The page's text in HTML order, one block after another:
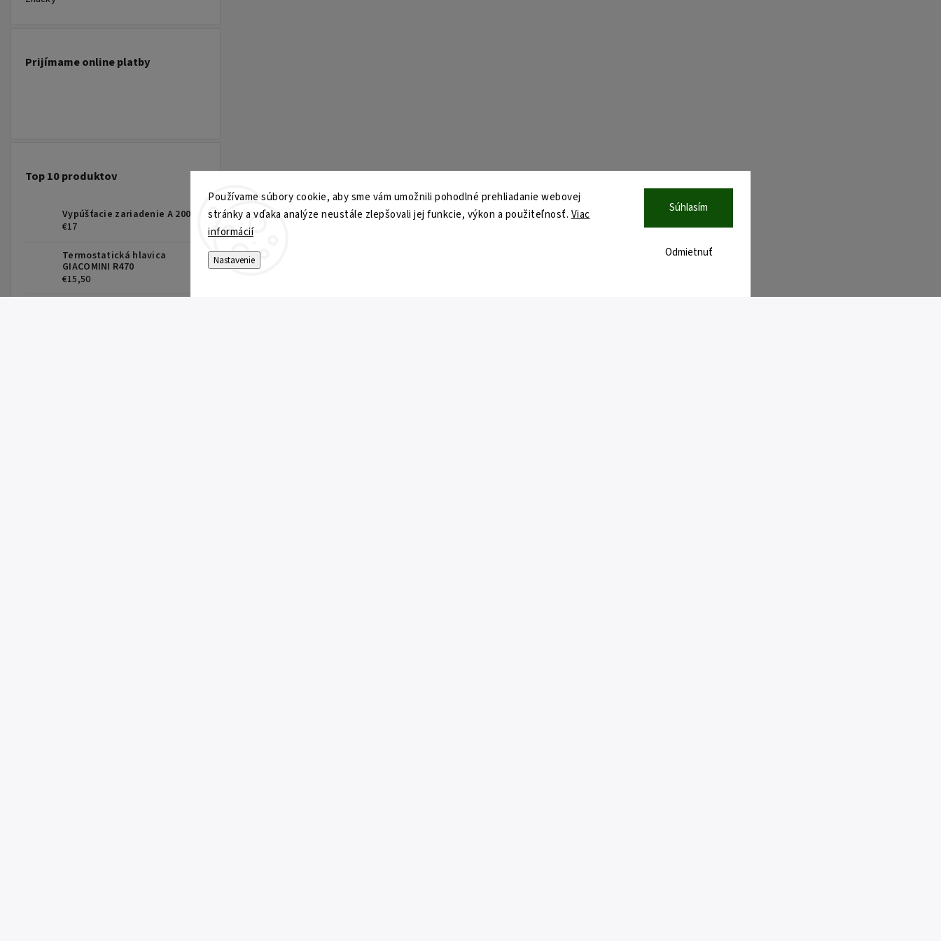
Používame súbory cookie, aby sme vám umožnili pohodlné prehliadanie webovej
stránky a vďaka analýze neustále zlepšovali jej funkcie, výkon a použiteľnosť. Viac
informácií
Nastavenie
Odmietnuť
Súhlasím
Prijímame online platby
Top 10 produktov
Vypúšťacie zariadenie A 2000
€17
Termostatická hlavica
GIACOMINI R470
€15,50